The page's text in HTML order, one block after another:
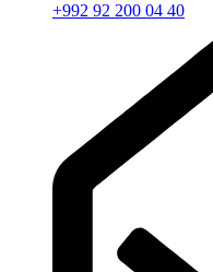
+992 92 200 04 40